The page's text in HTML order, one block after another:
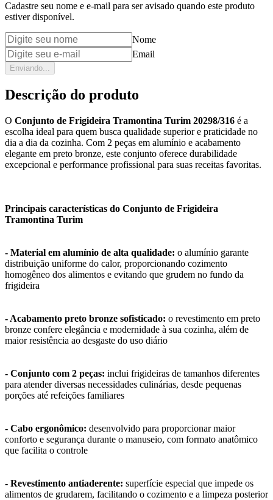
Cadastre seu nome e e-mail para ser avisado quando este produto
estiver disponível.
Nome
Email
Enviando...
Descrição do produto
O Conjunto de Frigideira Tramontina Turim 20298/316 é a
escolha ideal para quem busca qualidade superior e praticidade no
dia a dia da cozinha. Com 2 peças em alumínio e acabamento
elegante em preto bronze, este conjunto oferece durabilidade
excepcional e performance profissional para suas receitas favoritas.
Principais características do Conjunto de Frigideira
Tramontina Turim
- Material em alumínio de alta qualidade: o alumínio garante
distribuição uniforme do calor, proporcionando cozimento
homogêneo dos alimentos e evitando que grudem no fundo da
frigideira
- Acabamento preto bronze sofisticado: o revestimento em preto
bronze confere elegância e modernidade à sua cozinha, além de
maior resistência ao desgaste do uso diário
- Conjunto com 2 peças: inclui frigideiras de tamanhos diferentes
para atender diversas necessidades culinárias, desde pequenas
porções até refeições familiares
- Cabo ergonômico: desenvolvido para proporcionar maior
conforto e segurança durante o manuseio, com formato anatômico
que facilita o controle
- Revestimento antiaderente: superfície especial que impede os
alimentos de grudarem, facilitando o cozimento e a limpeza posterior